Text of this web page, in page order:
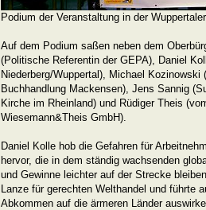
Podium der Veranstaltung in der
Auf dem Podium saßen neben dem
(Politische Referentin der GEPA), Daniel
Niederberg/Wuppertal), Michael Kozinowski
Buchhandlung Mackensen), Jens Sannig
Kirche im Rheinland) und Rüdiger Theis
Wiesemann&Theis GmbH).
Daniel Kolle hob die Gefahren für
hervor, die in dem ständig wachsenden
und Gewinne leichter auf der Strecke
Lanze für gerechten Welthandel und führte
Abkommen auf die ärmeren Länder